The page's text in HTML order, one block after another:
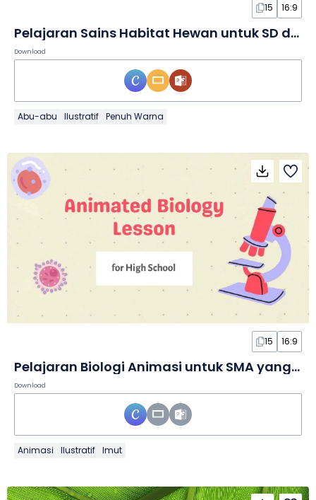
15 16:9
Pelajaran Sains Habitat Hewan untuk SD dalam Slide
Download
Abu-abu Ilustratif Penuh Warna
15 16:9
Pelajaran Biologi Animasi untuk SMA yang Ilustratif Kuning dalam Slide
Download
Animasi Ilustratif Imut